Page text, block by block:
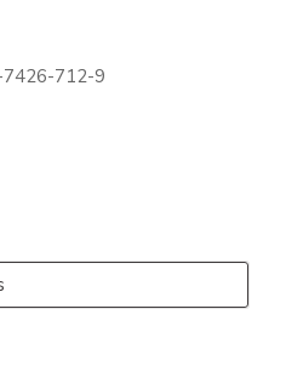
712-9